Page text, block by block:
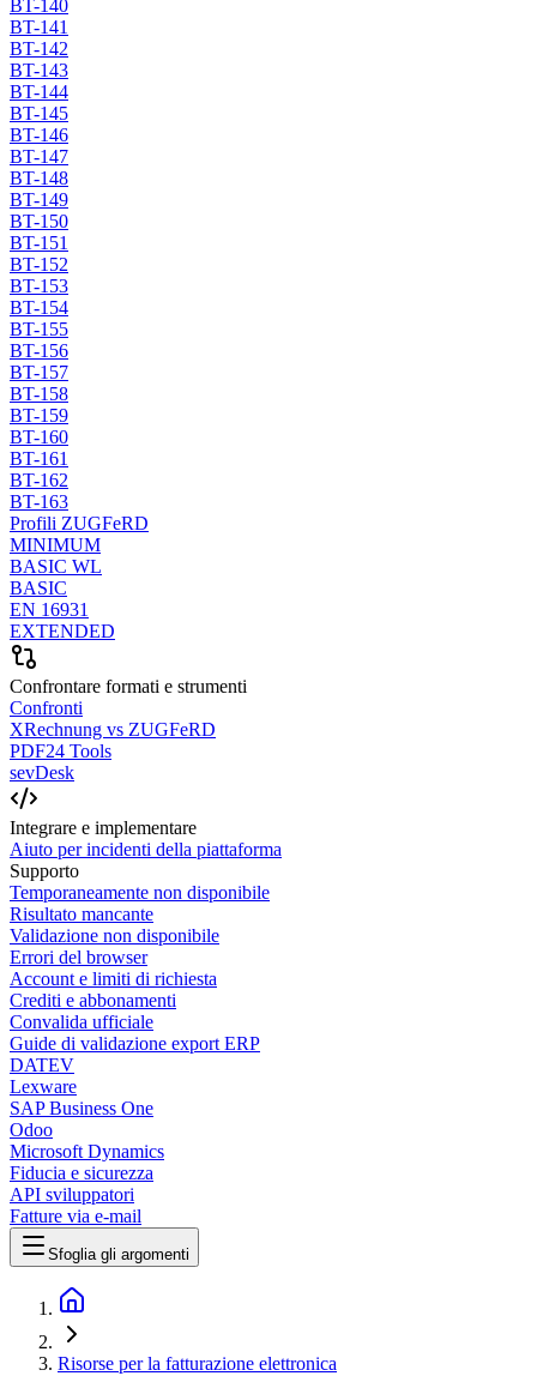
BT-140
BT-141
BT-142
BT-143
BT-144
BT-145
BT-146
BT-147
BT-148
BT-149
BT-150
BT-151
BT-152
BT-153
BT-154
BT-155
BT-156
BT-157
BT-158
BT-159
BT-160
BT-161
BT-162
BT-163
Profili ZUGFeRD
MINIMUM
BASIC WL
BASIC
EN 16931
EXTENDED
Confrontare formati e strumenti
Confronti
XRechnung vs ZUGFeRD
PDF24 Tools
sevDesk
Integrare e implementare
Aiuto per incidenti della piattaforma
Supporto
Temporaneamente non disponibile
Risultato mancante
Validazione non disponibile
Errori del browser
Account e limiti di richiesta
Crediti e abbonamenti
Convalida ufficiale
Guide di validazione export ERP
DATEV
Lexware
SAP Business One
Odoo
Microsoft Dynamics
Fiducia e sicurezza
API sviluppatori
Fatture via e-mail
Sfoglia gli argomenti
Risorse per la fatturazione elettronica